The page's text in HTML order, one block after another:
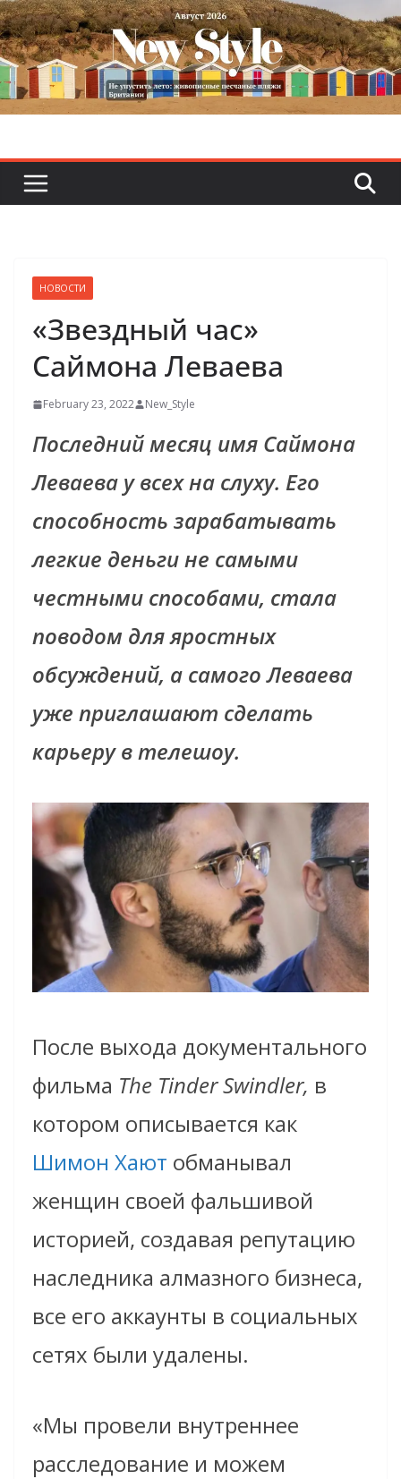
Skip
to
content
НОВОСТИ
«Звездный час»
Саймона Леваева
February 23, 2022 New_Style
Последний месяц имя Саймона
Леваева у всех на слуху. Его
способность зарабатывать
легкие деньги не самыми
честными способами, стала
поводом для яростных
обсуждений, а самого Леваева
уже приглашают сделать
карьеру в телешоу.
После выхода документального
фильма The Tinder Swindler, в
котором описывается как
Шимон Хают обманывал
женщин своей фальшивой
историей, создавая репутацию
наследника алмазного бизнеса,
все его аккаунты в социальных
сетях были удалены.
«Мы провели внутреннее
расследование и можем